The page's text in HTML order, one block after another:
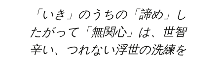
「いき」のうちの「諦め」し
たがって「無関心」は、世智
辛い、つれない浮世の洗練を